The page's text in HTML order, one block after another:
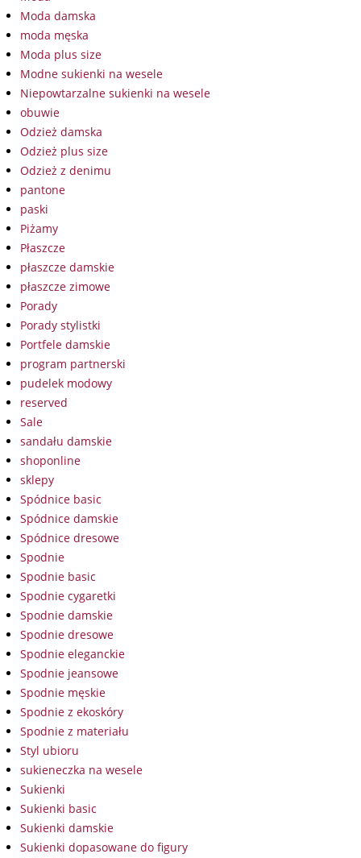
Moda damska
moda męska
Moda plus size
Modne sukienki na wesele
Niepowtarzalne sukienki na wesele
obuwie
Odzież damska
Odzież plus size
Odzież z denimu
pantone
paski
Piżamy
Płaszcze
płaszcze damskie
płaszcze zimowe
Porady
Porady stylistki
Portfele damskie
program partnerski
pudelek modowy
reserved
Sale
sandału damskie
shoponline
sklepy
Spódnice basic
Spódnice damskie
Spódnice dresowe
Spodnie
Spodnie basic
Spodnie cygaretki
Spodnie damskie
Spodnie dresowe
Spodnie eleganckie
Spodnie jeansowe
Spodnie męskie
Spodnie z ekoskóry
Spodnie z materiału
Styl ubioru
sukieneczka na wesele
Sukienki
Sukienki basic
Sukienki damskie
Sukienki dopasowane do figury